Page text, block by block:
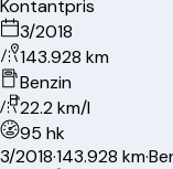
Kontantpris
3/2018
143.928 km
Benzin
22.2 km/l
95 hk
3/2018·143.928 km·